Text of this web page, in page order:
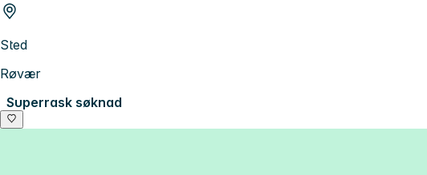
Sted
Røvær
Superrask søknad